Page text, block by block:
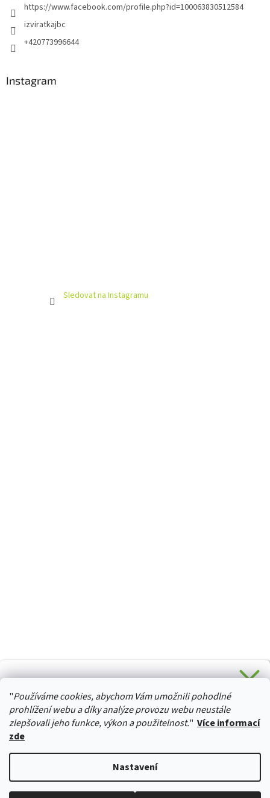
"Používáme cookies, abychom Vám umožnili pohodlné
prohlížení webu a díky analýze provozu webu neustále
zlepšovali jeho funkce, výkon a použitelnost." Více informací
zde
Nastavení
https://www.facebook.com/profile.php?id=100063830512584
izviratkajbc
+420773996644
Instagram
Sledovat na Instagramu
HURTTA-COLLECTION.CZ
Copyright 2026izviratka.cz. Všechna práva vyhrazena.Upravit
Stačí se přihlásit k odběru novinek z našeho obchodu a je
Vaše :)
Ano, chci se přihlásit
Zásady zpracování osobních údajů